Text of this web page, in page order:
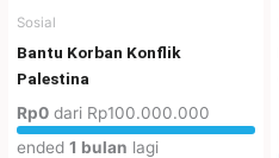
Sosial
Bantu Korban Konflik
Palestina
Rp0 dari Rp100.000.000
ended1 bulan lagi